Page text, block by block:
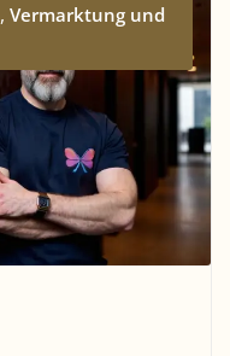
,Vermarktung und